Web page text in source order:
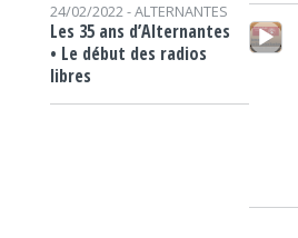
24/02/2022 -ALTERNANTES
Les 35 ans d’Alternantes
• Le début des radios
libres
Lecteur audio